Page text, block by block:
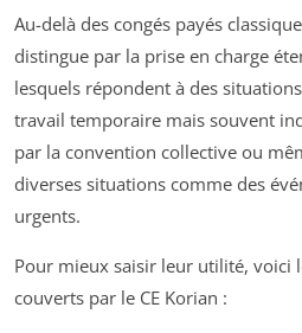
Au-delà des congés payés
distingue par la prise en charge
lesquels répondent à des
travail temporaire mais souvent
par la convention collective ou
diverses situations comme des
urgents.
Pour mieux saisir leur utilité, voici
couverts par le CE Korian :